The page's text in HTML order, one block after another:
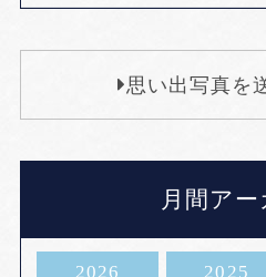
思い出写真を
月間ア
2026 2025